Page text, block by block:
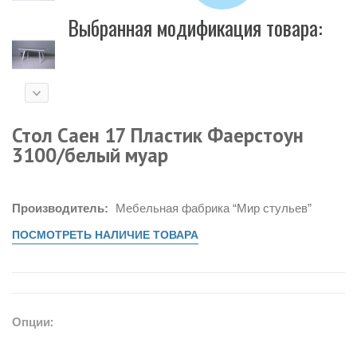
Выбранная модификация товара:
Стол Саен 17 Пластик Фаерстоун
3100/белый муар
Производитель: Мебельная фабрика “Мир стульев”
ПОСМОТРЕТЬ НАЛИЧИЕ ТОВАРА
Опции: